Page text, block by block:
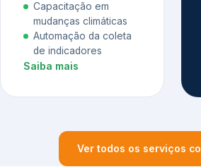
Capacitação em
mudanças climáticas
Automação da coleta
de indicadores
Saiba mais
Ver todos os serviços